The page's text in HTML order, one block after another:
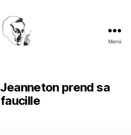
Menü
Jeanneton prend sa
faucille